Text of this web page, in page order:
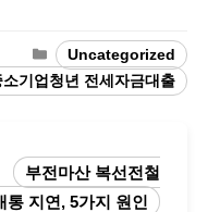
Categories
Uncategorized
소기업청년 전세자금대출
부전마산 복선전철
통 지연, 5가지 원인